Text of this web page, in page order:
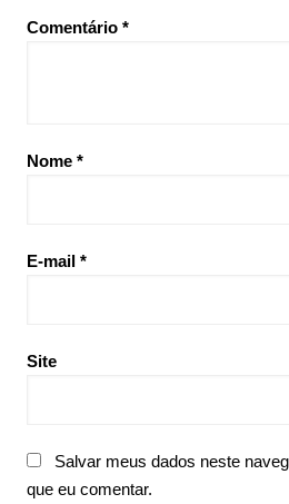
Comentário *
Nome *
E-mail *
Site
Salvar meus dados neste
que eu comentar.